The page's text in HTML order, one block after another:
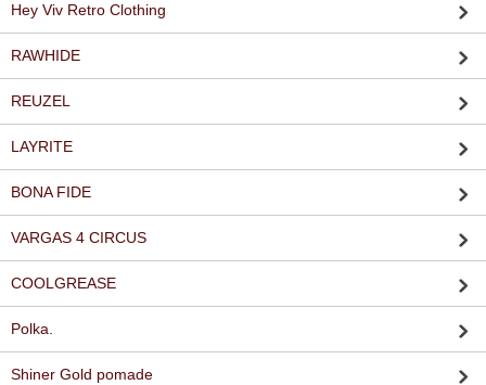
Hey Viv Retro Clothing
RAWHIDE
REUZEL
LAYRITE
BONA FIDE
VARGAS 4 CIRCUS
COOLGREASE
Polka.
Shiner Gold pomade